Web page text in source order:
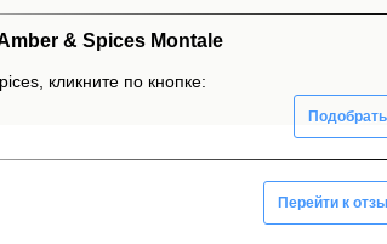
& Spices Montale
кликните по кнопке:
Перейти к